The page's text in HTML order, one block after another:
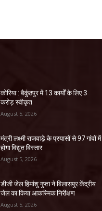
कोरिया : बैकुंठपुर में 13 कार्यों के लिए 3
करोड़ स्वीकृत
August 5, 2026
मंत्री लक्ष्मी राजवाड़े के प्रयासों से 97 गांवों में
होगा विद्युत विस्तार
August 5, 2026
डीजी जेल हिमांशु गुप्ता ने बिलासपुर केंद्रीय
जेल का किया आकस्मिक निरीक्षण
August 5, 2026